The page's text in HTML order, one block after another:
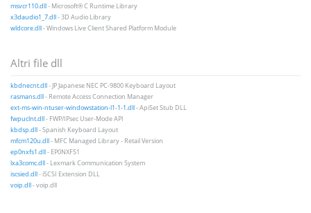
msvcr110.dll- Microsoft® C Runtime Library
x3daudio1_7.dll- 3D Audio Library
wldcore.dll- Windows Live Client Shared Platform Module
Altri file dll
kbdnecnt.dll- JP Japanese NEC PC-9800 Keyboard Layout
rasmans.dll- Remote Access Connection Manager
ext-ms-win-ntuser-windowstation-l1-1-1.dll- ApiSet Stub DLL
fwpuclnt.dll- FWP/IPsec User-Mode API
kbdsp.dll- Spanish Keyboard Layout
mfcm120u.dll- MFC Managed Library - Retail Version
ep0nxfs1.dll- EP0NXFS1
lxa3comc.dll- Lexmark Communication System
iscsied.dll- iSCSI Extension DLL
voip.dll- voip.dll